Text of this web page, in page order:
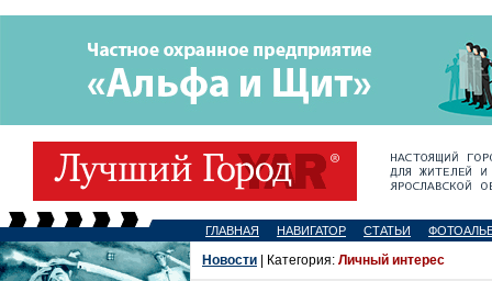
ГЛАВНАЯ НАВИГАТОР СТАТЬИ
Новости | Категория: Личный интерес